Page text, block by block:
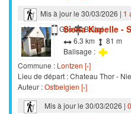
Mis à jour le 30/03/2026 | 1
Marche
Gps Balisé
Siena Kapelle -
6.3 km
81 m
Balisage :
Commune : Lontzen [›]
Lieu de départ : Chateau Thor -
Auteur :Ostbelgien [›]
Mis à jour le 30/03/2026 |